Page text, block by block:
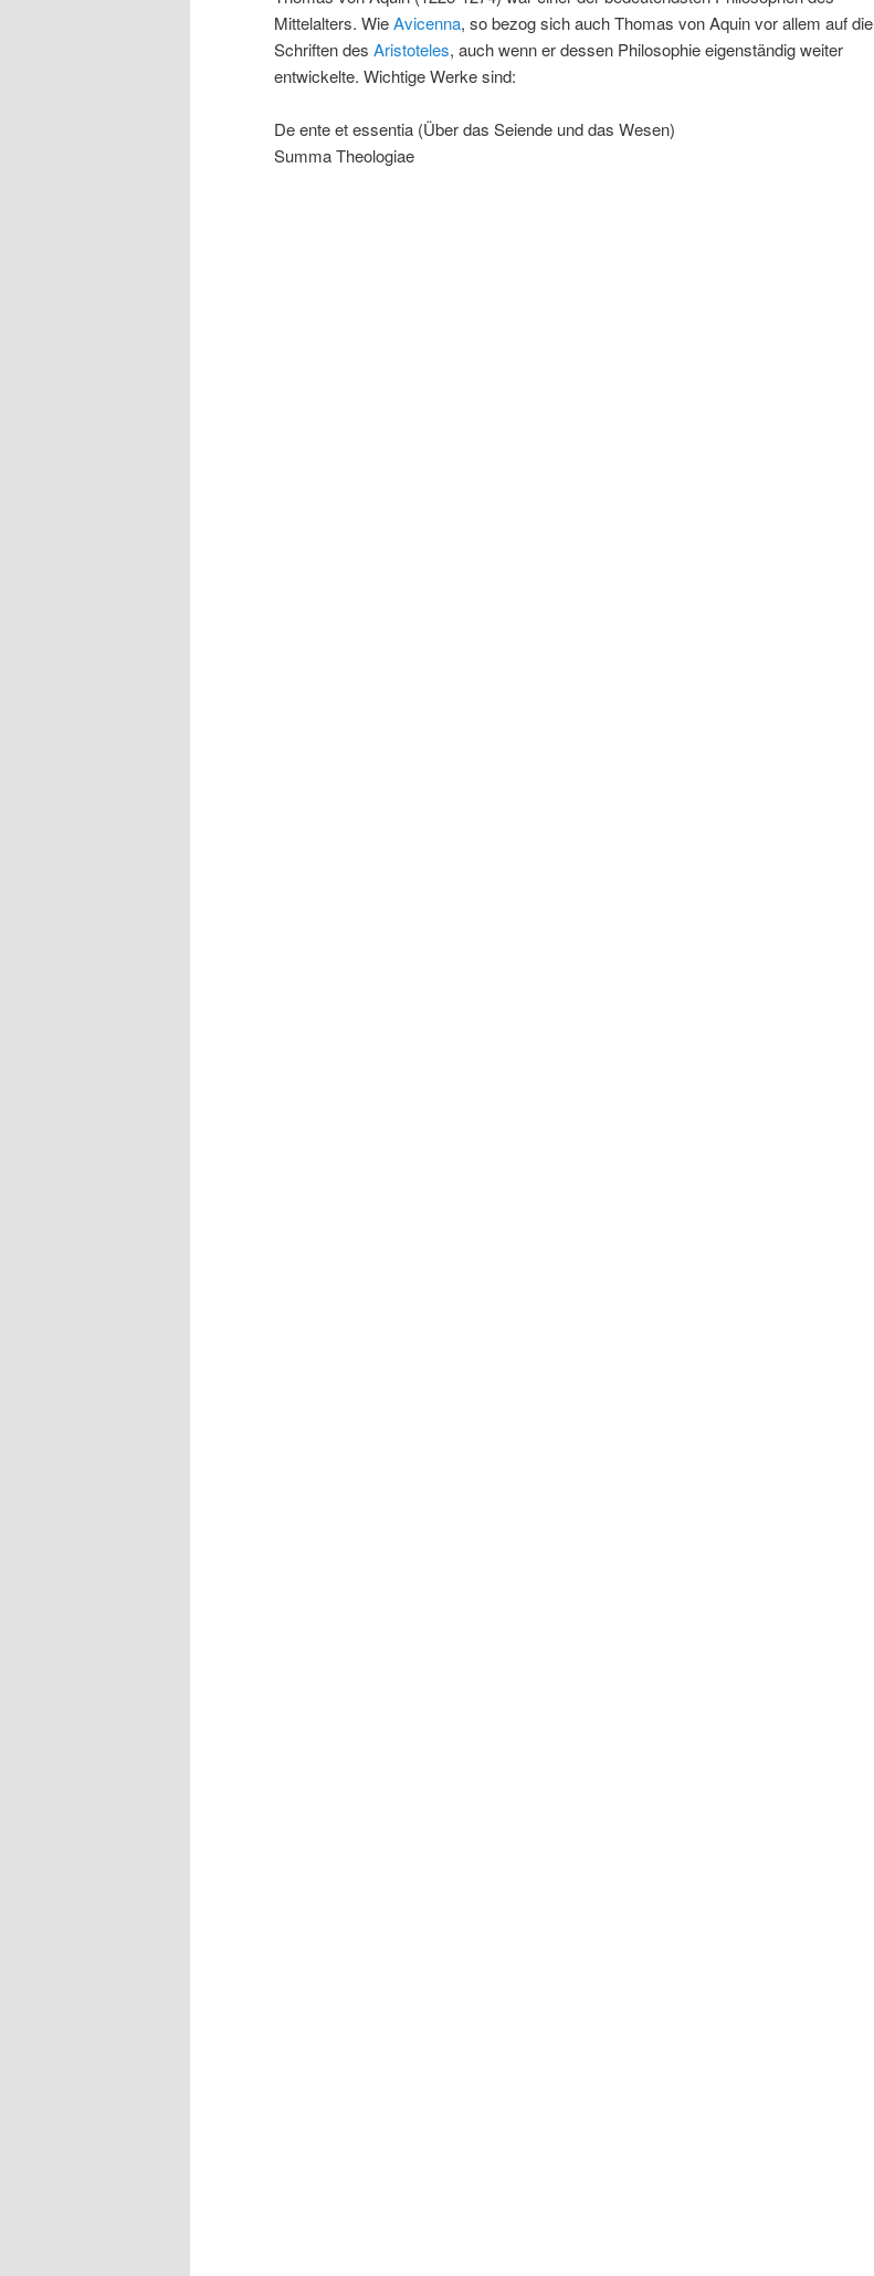
Mittelalters. WieAvicenna, so bezog sich auch Thomas von Aquin vor allem auf die
Schriften des Aristoteles, auch wenn er dessen Philosophie eigenständig weiter
entwickelte. Wichtige Werke sind:
De ente et essentia (Über das Seiende und das Wesen)
Summa Theologiae